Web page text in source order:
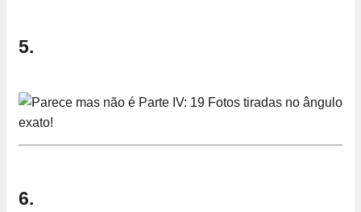
5.
6.